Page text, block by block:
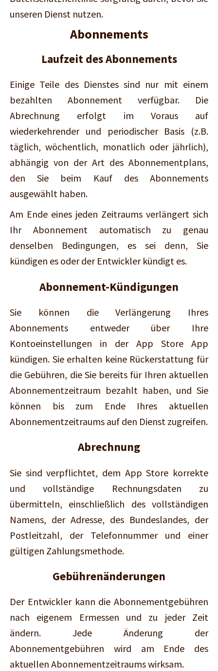
unseren Dienst nutzen.
Abonnements
Laufzeit des Abonnements
Einige Teile des Dienstes sind nur mit einem
bezahlten Abonnement verfügbar. Die
Abrechnung erfolgt im Voraus auf
wiederkehrender und periodischer Basis (z.B.
täglich, wöchentlich, monatlich oder jährlich),
abhängig von der Art des Abonnementplans,
den Sie beim Kauf des Abonnements
ausgewählt haben.
Am Ende eines jeden Zeitraums verlängert sich
Ihr Abonnement automatisch zu genau
denselben Bedingungen, es sei denn, Sie
kündigen es oder der Entwickler kündigt es.
Abonnement-Kündigungen
Sie können die Verlängerung Ihres
Abonnements entweder über Ihre
Kontoeinstellungen in der App Store App
kündigen. Sie erhalten keine Rückerstattung für
die Gebühren, die Sie bereits für Ihren aktuellen
Abonnementzeitraum bezahlt haben, und Sie
können bis zum Ende Ihres aktuellen
Abonnementzeitraums auf den Dienst zugreifen.
Abrechnung
Sie sind verpflichtet, dem App Store korrekte
und vollständige Rechnungsdaten zu
übermitteln, einschließlich des vollständigen
Namens, der Adresse, des Bundeslandes, der
Postleitzahl, der Telefonnummer und einer
gültigen Zahlungsmethode.
Gebührenänderungen
Der Entwickler kann die Abonnementgebühren
nach eigenem Ermessen und zu jeder Zeit
ändern. Jede Änderung der
Abonnementgebühren wird am Ende des
aktuellen Abonnementzeitraums wirksam.